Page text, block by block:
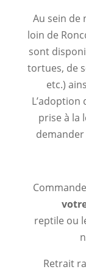
Au sein de
loin de
sont
tortues, de
etc.)
L’adoption
prise à la
reptile ou
Retrait